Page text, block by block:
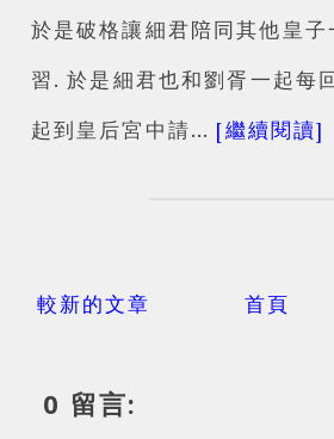
於是破格讓細君陪同其他皇子
習. 於是細君也和劉胥一起每
起到皇后宮中請… [繼續閱讀]
較新的文章 首頁
0 留言: